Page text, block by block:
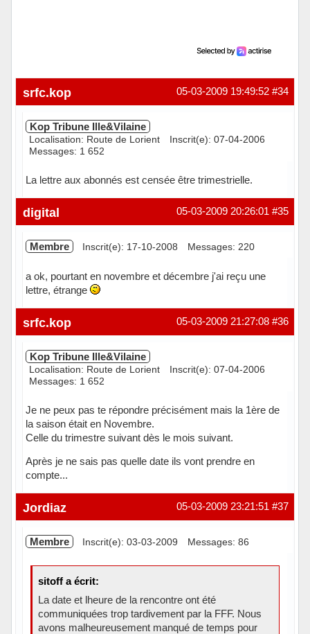
#34
05-03-2009 19:49:52
srfc.kop
Kop Tribune Ille&Vilaine
Localisation: Route de Lorient
Inscrit(e): 07-04-2006
Messages: 1 652
La lettre aux abonnés est censée être trimestrielle.
Hors ligne #35
05-03-2009 20:26:01
digital
Membre Inscrit(e): 17-10-2008 Messages: 220
a ok, pourtant en novembre et décembre j'ai reçu une
lettre, étrange
Hors ligne #36
05-03-2009 21:27:08
srfc.kop
Kop Tribune Ille&Vilaine
Localisation: Route de Lorient
Inscrit(e): 07-04-2006
Messages: 1 652
Je ne peux pas te répondre précisément mais la 1ère de
la saison était en Novembre.
Celle du trimestre suivant dès le mois suivant.
Après je ne sais pas quelle date ils vont prendre en
compte...
Hors ligne #37
05-03-2009 23:21:51
Jordiaz
Membre Inscrit(e): 03-03-2009 Messages: 86
sitoff a écrit:
La date et lheure de la rencontre ont été
communiquées trop tardivement par la FFF. Nous
avons malheureusement manqué de temps pour